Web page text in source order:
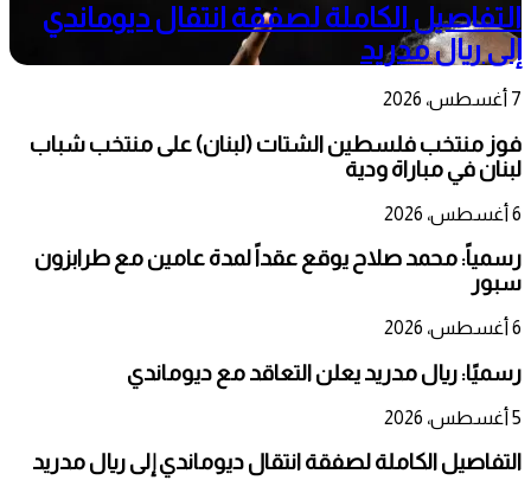
التفاصيل الكاملة لصفقة انتقال ديوماندي
إلى ريال مدريد
7 أغسطس، 2026
فوز منتخب فلسطين الشتات (لبنان) على منتخب شباب
لبنان في مباراة ودية
6 أغسطس، 2026
رسمياً: محمد صلاح يوقع عقداً لمدة عامين مع طرابزون
سبور
6 أغسطس، 2026
رسميًا: ريال مدريد يعلن التعاقد مع ديوماندي
5 أغسطس، 2026
التفاصيل الكاملة لصفقة انتقال ديوماندي إلى ريال مدريد